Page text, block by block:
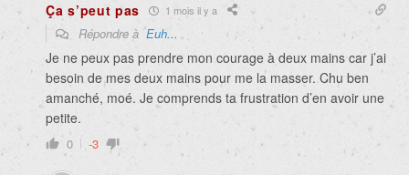
Ça s’peut pas 1 mois il y a
Répondre àEuh...
Je ne peux pas prendre mon courage à deux mains car j’ai
besoin de mes deux mains pour me la masser. Chu ben
amanché, moé. Je comprends ta frustration d’en avoir une
petite.
0 -3